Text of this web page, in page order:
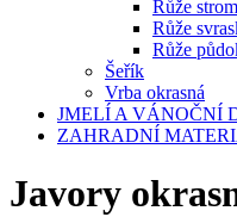
Růže
Růže
Růže
Šeřík
Vrba okrasná
JMELÍ A VÁNOČNÍ
ZAHRADNÍ
Javory